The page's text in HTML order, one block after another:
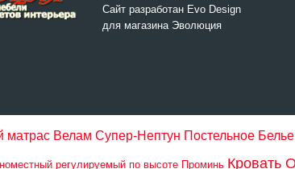
Сайт разработан Evo Design
для магазина Эволюция
матрас Велам Супер-Нептун Постельное
регулируемый по высоте Проминь Кровать